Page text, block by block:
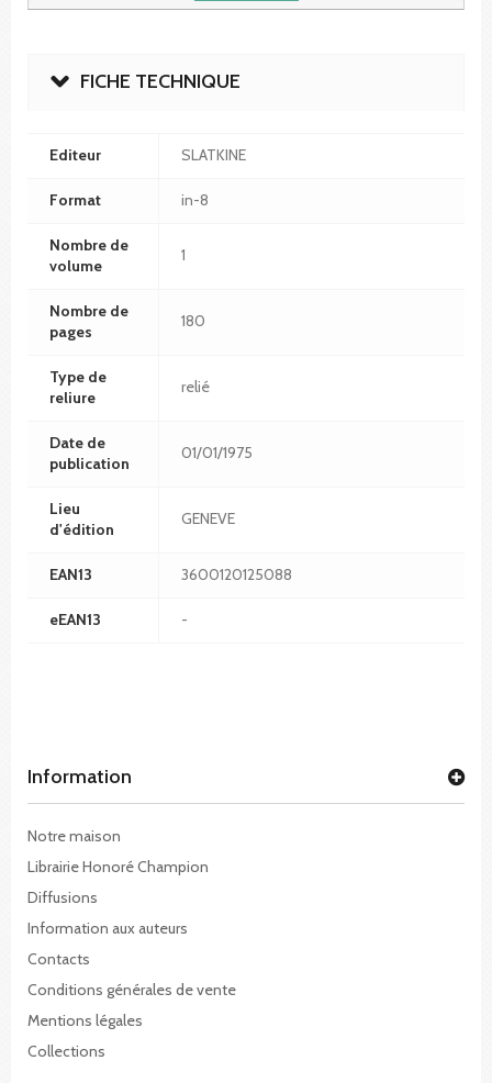
FICHE TECHNIQUE
Editeur SLATKINE
Format in-8
Nombre de
volume
1
Nombre de
pages
180
Type de
reliure
relié
Date de
publication
01/01/1975
Lieu
d'édition
GENEVE
EAN13 3600120125088
eEAN13 -
Information
Notre maison
Librairie Honoré Champion
Diffusions
Information aux auteurs
Contacts
Conditions générales de vente
Mentions légales
Collections